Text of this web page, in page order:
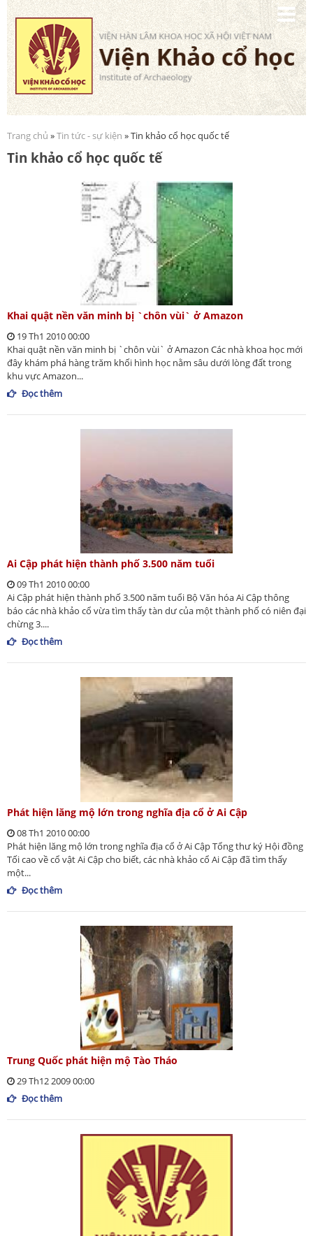
Nhảy
đến
nội
dung
Bạn đang ở đây
Trang chủ »Tin tức - sự kiện » Tin khảo cổ học quốc tế
Tin khảo cổ học quốc tế
Khai quật nền văn minh bị `chôn vùi` ở Amazon
19 Th1 2010 00:00
Khai quật nền văn minh bị `chôn vùi` ở Amazon Các nhà khoa học mới
đây khám phá hàng trăm khối hình học nằm sâu dưới lòng đất trong
khu vực Amazon...
Đọc thêm
Ai Cập phát hiện thành phố 3.500 năm tuổi
09 Th1 2010 00:00
Ai Cập phát hiện thành phố 3.500 năm tuổi Bộ Văn hóa Ai Cập thông
báo các nhà khảo cổ vừa tìm thấy tàn dư của một thành phố có niên đại
chừng 3....
Đọc thêm
Phát hiện lăng mộ lớn trong nghĩa địa cổ ở Ai Cập
08 Th1 2010 00:00
Phát hiện lăng mộ lớn trong nghĩa địa cổ ở Ai Cập Tổng thư ký Hội đồng
Tối cao về cổ vật Ai Cập cho biết, các nhà khảo cổ Ai Cập đã tìm thấy
một...
Đọc thêm
Trung Quốc phát hiện mộ Tào Tháo
29 Th12 2009 00:00
Đọc thêm